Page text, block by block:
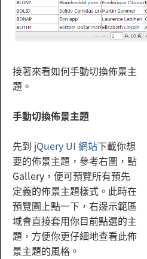
接著來看如何手動切換佈景主
題。
手動切換佈景主題
先到 jQuery UI 網站下載你想
要的佈景主題，參考右圖，點
Gallery，便可預覽所有預先
定義的佈景主題樣式。此時在
預覽圖上點一下，右邊示範區
域會直接套用你目前點選的主
題，方便你更仔細地查看此佈
景主題的風格。